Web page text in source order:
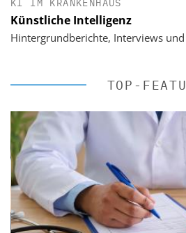
KI IM KRANKENHAUS
Künstliche Intelligenz
Hintergrundberichte, Interviews
TOP-